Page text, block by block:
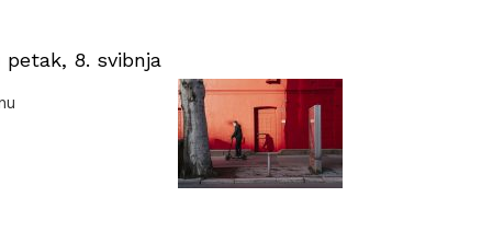
petak, 8. svibnja